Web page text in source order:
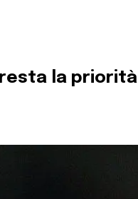
resta la priorità